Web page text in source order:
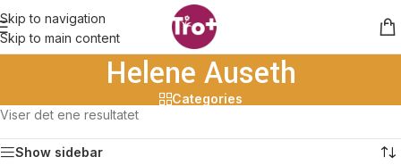
Skip to navigation
Skip to main content
Helene Auseth
Categories
Viser det ene resultatet
Show sidebar